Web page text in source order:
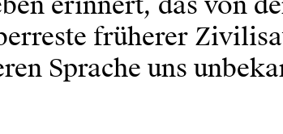
früherer
Sprache uns